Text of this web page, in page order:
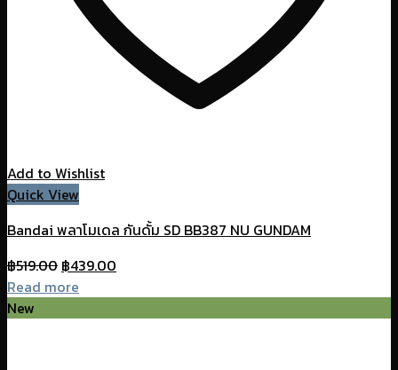
Add to Wishlist
Quick View
Bandai พลาโมเดล กันดั้ม SD BB387 NU GUNDAM
฿519.00 Original
price
฿439.00
Read more
New